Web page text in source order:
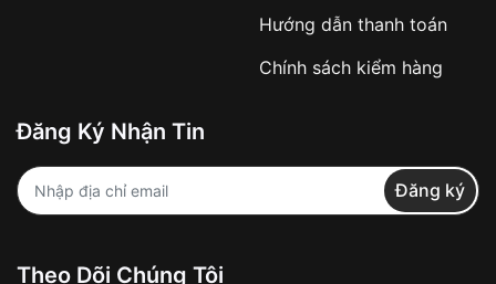
✔️ Đảm bảo xử lý đơn hàng nhanh chóng
✔️ Hạn chế tình trạng hủy đơn không mong
Từ khóa SEO:
Khách hàng được
Hướng dẫn thanh toán
Chính sách kiểm hàng
Đăng Ký Nhận Tin
Đăng ký
Theo Dõi Chúng Tôi